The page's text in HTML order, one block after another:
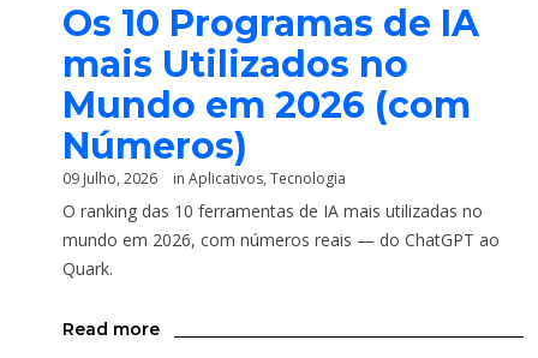
Os 10 Programas de IA
mais Utilizados no
Mundo em 2026 (com
Números)
09 Julho, 2026 in Aplicativos, Tecnologia
O ranking das 10 ferramentas de IA mais utilizadas no
mundo em 2026, com números reais — do ChatGPT ao
Quark.
Read more